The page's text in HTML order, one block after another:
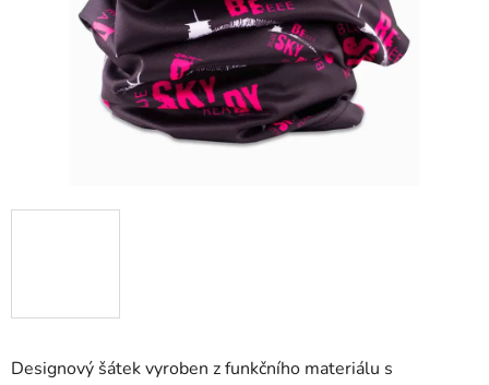
Designový šátek vyroben z funkčního materiálu s
hvězdiček.